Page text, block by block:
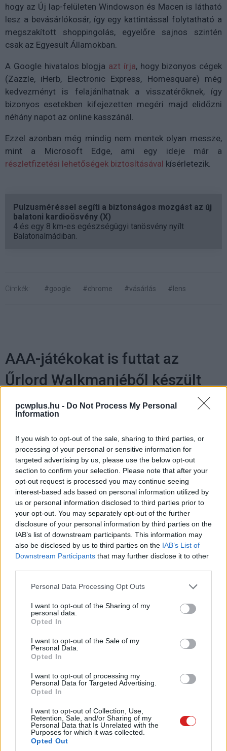
pcwplus.hu - Do Not Process My Personal
Information
If you wish to opt-out of the sale, sharing to third parties, or
processing of your personal or sensitive information for
targeted advertising by us, please use the below opt-out
section to confirm your selection. Please note that after your
opt-out request is processed you may continue seeing
interest-based ads based on personal information utilized by
us or personal information disclosed to third parties prior to
your opt-out. You may separately opt-out of the further
disclosure of your personal information by third parties on the
IAB’s list of downstream participants. This information may
also be disclosed by us to third parties on the IAB’s List of
Downstream Participants that may further disclose it to other
Please note that this website/app uses one or more Google
not limited to your visit or usage behaviour. You may click to
grant or deny consent to Google and its third-party tags to
use your data for below specified purposes in below Google
consent section.
Personal Data Processing Opt Outs
I want to opt-out of the Sharing of my
personal data.
Opted In
I want to opt-out of the Sale of my
Personal Data.
Opted In
I want to opt-out of processing my
Personal Data for Targeted Advertising.
Opted In
I want to opt-out of Collection, Use,
Retention, Sale, and/or Sharing of my
Personal Data that Is Unrelated with the
Purposes for which it was collected.
Opted Out
hogy az Új lap-felületen Windowson és Macen is látható
lesz a bevásárlókosár, így egy kattintással folytatható a
megszakított shoppingolás, egyelőre sajnos szintén
csak az Egyesült Államokban.
A Google hivatalos blogja azt írja, hogy bizonyos cégek
(Zazzle, iHerb, Electronic Express, Homesquare) még
kedvezményt is felajánlhatnak a visszatérőknek, így
bizonyos esetekben kifejezetten megéri majd elidőzni
néhány napot az online kasszánál.
Ezzel azonban még mindig nem mentek olyan messze,
mint a Microsoft Edge, ami egy ideje már a
részletfizetési lehetőségek biztosításával kísérletezik.
Pulzusméréssel segíti a biztonságos mozgást az új
balatoni kardioösvény (X)
4 és egy 8 km-es egészségügyi tanösvény nyílt
Balatonalmádiban.
Címkék: #google #chrome #vásárlás #lens
AAA-játékokat is futtat az
Űrlord Walkmanjéből készült
hordozható konzol
Ikker Zsolt|2021 december 16. 20:04
Iszonyú menő gépet alkotott a BT-CustomPC.
Az eredeti Galaxis Őrzői képregényekben Peter Quill,
azaz Űrlord még régi zenék és Sony Walkman nélkül
szállt szembe a veszélyekkel, ám James Gunn 2014-ben
megjelent filmes feldolgozásában olyan jól sült el az
ötlet, hogy azóta már a füzetek is átvették ezt a
A többnyire egyedi PC-építésekben utazó
védjegyévé váltSony TPS L2előtt: egy AAA-játékok
futtatására is alkalmas hordozható konzolt faragtak a
Steam Decknekviszont nincs félnivalója, az egyedi
masina ugyanis nem natívan, hanem a GeForce Now
streaming platform segítségével birkózik meg a